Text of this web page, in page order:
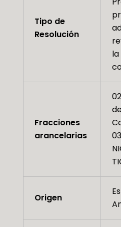
Tipo de
Resolución
Fracciones
arancelarias
Origen